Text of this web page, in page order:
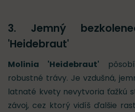
3. Jemný
'Heidebraut'
Molinia 'Heidebraut'
robustné trávy. Je vzdušná,
latnaté kvety nevytvoria ťažkú
závoj, cez ktorý vidíš ďalšie